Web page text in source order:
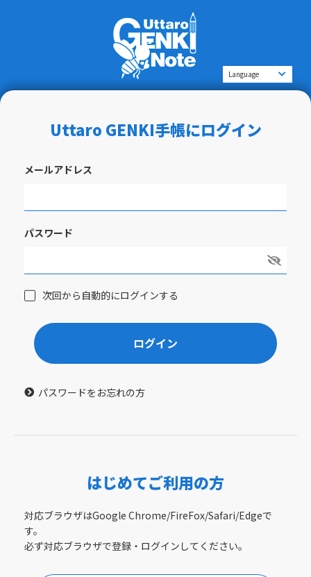
Uttaro GENKI手帳にログイン
メールアドレス
パスワード
次回から自動的にログインする
ログイン
パスワードをお忘れの方
はじめてご利用の方
対応ブラウザはGoogle Chrome/FireFox/Safari/Edgeで
す。
必ず対応ブラウザで登録・ログインしてください。